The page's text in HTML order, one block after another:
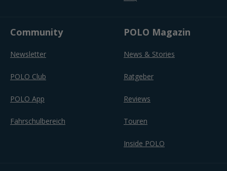
Community
Newsletter
POLO Club
POLO App
Fahrschulbereich
POLO Magazin
News & Stories
Ratgeber
Reviews
Touren
Inside POLO